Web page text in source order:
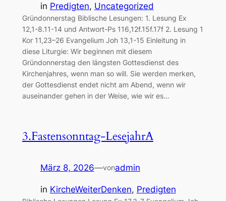
in Predigten, Uncategorized
Gründonnerstag Biblische Lesungen: 1. Lesung Ex
12,1-8.11-14 und Antwort-Ps 116,12f.15f.17f 2. Lesung 1
Kor 11,23–26 Evangelium Joh 13,1-15 Einleitung in
diese Liturgie: Wir beginnen mit diesem
Gründonnerstag den längsten Gottesdienst des
Kirchenjahres, wenn man so will. Sie werden merken,
der Gottesdienst endet nicht am Abend, wenn wir
auseinander gehen in der Weise, wie wir es…
3.Fastensonntag-LesejahrA
März 8, 2026—vonadmin
in KircheWeiterDenken, Predigten